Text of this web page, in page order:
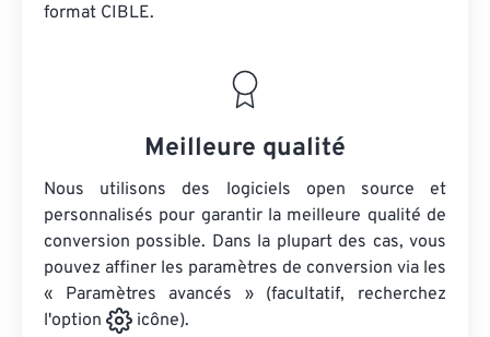
format CIBLE.
Meilleure qualité
Nous utilisons des logiciels open source et
personnalisés pour garantir la meilleure qualité de
conversion possible. Dans la plupart des cas, vous
pouvez affiner les paramètres de conversion via les
« Paramètres avancés » (facultatif, recherchez
l'option
icône).